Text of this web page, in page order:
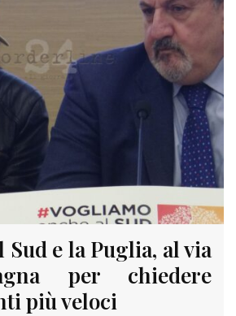
e la Puglia, al via
per chiedere
più veloci